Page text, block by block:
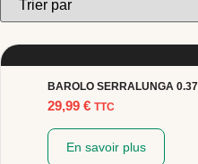
BAROLO SERRALUNGA
29,99 € TTC
En savoir plus